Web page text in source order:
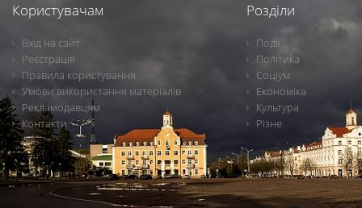
Користувачам
Вхід на сайт
Реєстрація
Правила користування
Умови використання матеріалів
Рекламодавцям
Контакти
Розділи
Події
Політика
Соціум
Економіка
Культура
Різне